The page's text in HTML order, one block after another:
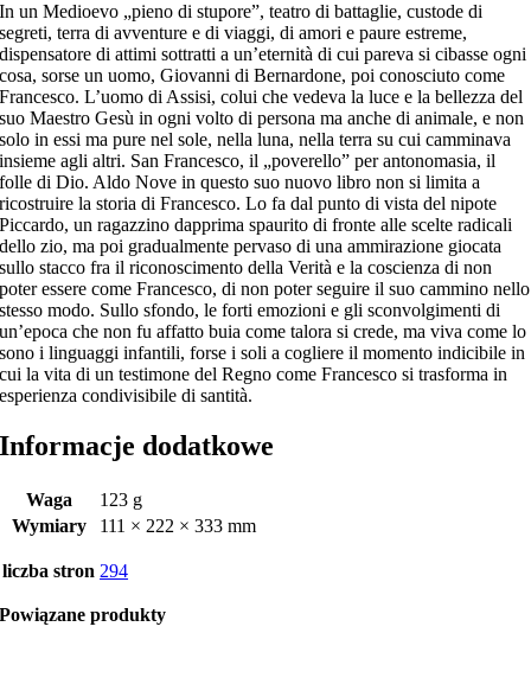
In un Medioevo „pieno di stupore”, teatro di battaglie, custode di
segreti, terra di avventure e di viaggi, di amori e paure estreme,
dispensatore di attimi sottratti a un’eternità di cui pareva si cibasse ogni
cosa, sorse un uomo, Giovanni di Bernardone, poi conosciuto come
Francesco. L’uomo di Assisi, colui che vedeva la luce e la bellezza del
suo Maestro Gesù in ogni volto di persona ma anche di animale, e non
solo in essi ma pure nel sole, nella luna, nella terra su cui camminava
insieme agli altri. San Francesco, il „poverello” per antonomasia, il
folle di Dio. Aldo Nove in questo suo nuovo libro non si limita a
ricostruire la storia di Francesco. Lo fa dal punto di vista del nipote
Piccardo, un ragazzino dapprima spaurito di fronte alle scelte radicali
dello zio, ma poi gradualmente pervaso di una ammirazione giocata
sullo stacco fra il riconoscimento della Verità e la coscienza di non
poter essere come Francesco, di non poter seguire il suo cammino nello
stesso modo. Sullo sfondo, le forti emozioni e gli sconvolgimenti di
un’epoca che non fu affatto buia come talora si crede, ma viva come lo
sono i linguaggi infantili, forse i soli a cogliere il momento indicibile in
cui la vita di un testimone del Regno come Francesco si trasforma in
esperienza condivisibile di santità.
Informacje dodatkowe
Waga
123 g
Wymiary
111 × 222 × 333 mm
liczba stron 294
Powiązane produkty